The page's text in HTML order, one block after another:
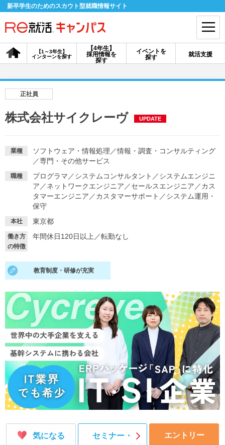
新卒学生のためのスカウト型就職情報サイト
【4年生】
採用情報を
探す
【1～3年生】
インターンを探す
イベントを
探す
就活支援
会員登録 ログイン
採用情報を探す
説明会を探す
インターンを探す
イベントを探す スカウト お知らせ
就活ノウハウ・サポート
適職診断
あなたに合う仕事を診断！ 動画で対策講座をチェック
就活ニュースペーパー
就活時事ニュースを更新
よくある質問
不明点があればこちら
正社員
株式会社サイクレーヴ UPDATE
業種 ソフトウェア・情報処理 ／情報・調査・コンサルティング
／専門・その他サービス
職種 プログラマ ／システムコンサルタント ／システムエンジニ
ア ／ネットワークエンジニア ／セールスエンジニア ／カス
タマーエンジニア ／カスタマーサポート ／システム運用・
保守
本社 東京都
働き方
の特徴
年間休日120日以上 ／転勤なし
教育制度・研修が充実
気になる セミナー・ エントリー